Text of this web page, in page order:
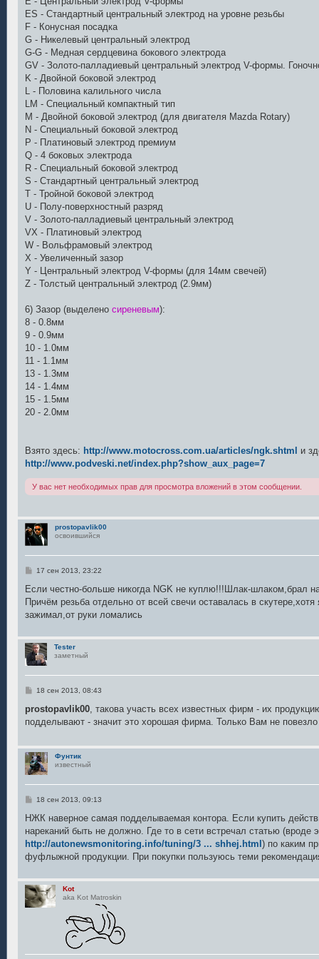
ES - Стандартный центральный электрод на уровне резьбы
F - Конусная посадка
G - Никелевый центральный электрод
G-G - Медная сердцевина бокового электрода
GV - Золото-палладиевый центральный электрод V-формы.
K - Двойной боковой электрод
L - Половина калильного числа
LM - Специальный компактный тип
M - Двойной боковой электрод (для двигателя Mazda Rotary)
N - Специальный боковой электрод
P - Платиновый электрод премиум
Q - 4 боковых электрода
R - Специальный боковой электрод
S - Стандартный центральный электрод
T - Тройной боковой электрод
U - Полу-поверхностный разряд
V - Золото-палладиевый центральный электрод
VX - Платиновый электрод
W - Вольфрамовый электрод
X - Увеличенный зазор
Y - Центральный электрод V-формы (для 14мм свечей)
Z - Толстый центральный электрод (2.9мм)
6) Зазор (выделено сиреневым):
8 - 0.8мм
9 - 0.9мм
10 - 1.0мм
11 - 1.1мм
13 - 1.3мм
14 - 1.4мм
15 - 1.5мм
20 - 2.0мм
Взято здесь: http://www.motocross.com.ua/articles/ngk.shtml
и
http://www.podveski.net/index.php?show_aux_page=7
У вас нет необходимых прав для просмотра вложений в этом сообщении.
prostopavlik00
освоившийся
С
о
щ
е
е
17 сен 2013, 23:22
Если честно-больше никогда NGK не куплю!!!Шлак-шлаком,брал
Причём резьба отдельно от всей свечи оставалась в
зажимал,от руки ломались
Tester
заметный
С
о
щ
и
е
18 сен 2013, 08:43
prostopavlik00 , такова участь всех известных фирм - их
подделывают - значит это хорошая фирма. Только Вам не
Фунтик
известный
С
о
щ
е
н
и
18 сен 2013, 09:13
НЖК наверное самая подделываемая контора. Если купить
нареканий быть не должно. Где то в сети встречал статью (вроде
http://autonewsmonitoring.info/tuning/3 ... shhej.html ) по каким
фуфлыжной продукции. При покупки пользуюсь теми
Kot
aka Kot Matroskin